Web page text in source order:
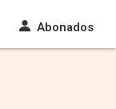
Abonados